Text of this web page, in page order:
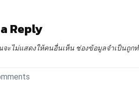
Reply
จะไม่แสดงให้คนอื่นเห็น ช่องข้อมูลจำเป็นถูก